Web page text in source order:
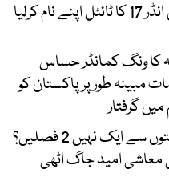
نام کرلیا
کا ونگ کمانڈر حساس
مبینہ طور پر پاکستان کو
گرفتار
کاجو کے درختوں سے ایک نہیں 2 فصلیں؟
معاشی امید جاگ اٹھی